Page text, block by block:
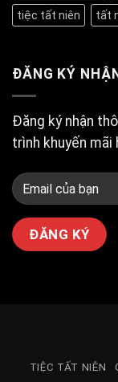
Quận
4
tổ
chức
ngon
bổ
Bình?
tiệc tất niên tất
ĐĂNG KÝ
Đăng ký nhận
trình khuyến mãi
TIỆC TẤT NIÊN